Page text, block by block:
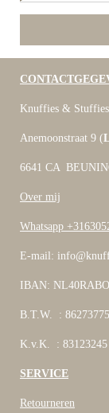
Knuffies &
Anemoonstraat 9 (
6641 CA
Over mij
Whatsapp
E-mail:
IBAN:
B.T.W. :
K.v.K. : 83123245
SERVICE
Retourneren